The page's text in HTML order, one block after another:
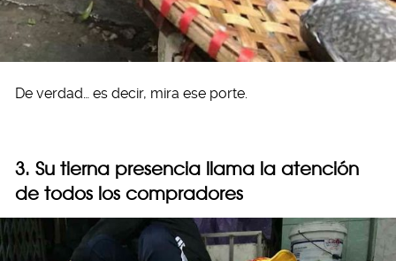
De verdad… es decir, mira ese porte.
3. Su tierna presencia llama la atención
de todos los compradores